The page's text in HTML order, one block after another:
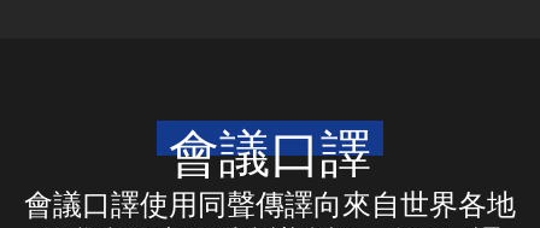
會議口譯
會議口譯使用同聲傳譯向來自世界各地